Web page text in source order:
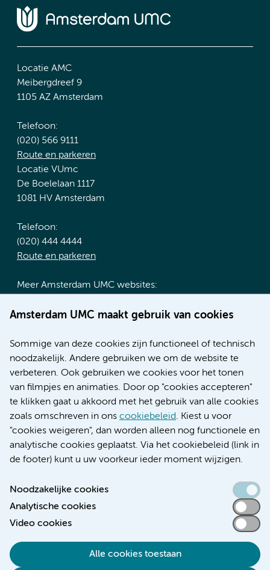
Amsterdam UMC maakt gebruik van cookies
Sommige van deze cookies zijn functioneel of technisch
noodzakelijk. Andere gebruiken we om de website te
verbeteren. Ook gebruiken we cookies voor het tonen
van filmpjes en animaties. Door op "cookies accepteren"
te klikken gaat u akkoord met het gebruik van alle cookies
zoals omschreven in ons cookiebeleid. Kiest u voor
"cookies weigeren", dan worden alleen nog functionele en
analytische cookies geplaatst. Via het cookiebeleid (link in
de footer) kunt u uw voorkeur ieder moment wijzigen.
Noodzakelijke cookies
Analytische cookies
Video cookies
Alle cookies toestaan
Locatie AMC
Meibergdreef 9
1105 AZ Amsterdam
Telefoon:
(020) 566 9111
Route en parkeren
Locatie VUmc
De Boelelaan 1117
1081 HV Amsterdam
Telefoon:
(020) 444 4444
Route en parkeren
Meer Amsterdam UMC websites:
Werken bij Amsterdam UMC
Nieuws
Research
Educatie locatie AMC
Educatie locatie VUmc
Toegankelijkheidsverklaring
Responsible disclosure
Algemene privacyverklaring